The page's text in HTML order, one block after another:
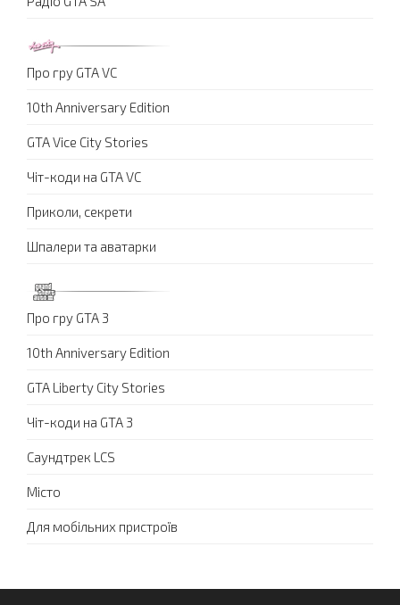
Про гру GTA VC
10th Anniversary Edition
GTA Vice City Stories
Чіт-коди на GTA VC
Приколи, секрети
Шпалери та аватарки
Про гру GTA 3
10th Anniversary Edition
GTA Liberty City Stories
Чіт-коди на GTA 3
Саундтрек LCS
Місто
Для мобільних пристроїв